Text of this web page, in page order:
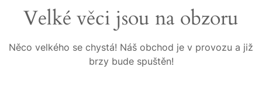
Velké věci jsou na obzoru
Něco velkého se chystá! Náš obchod je v provozu a již
brzy bude spuštěn!